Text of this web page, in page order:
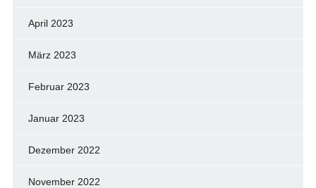
April 2023
März 2023
Februar 2023
Januar 2023
Dezember 2022
November 2022